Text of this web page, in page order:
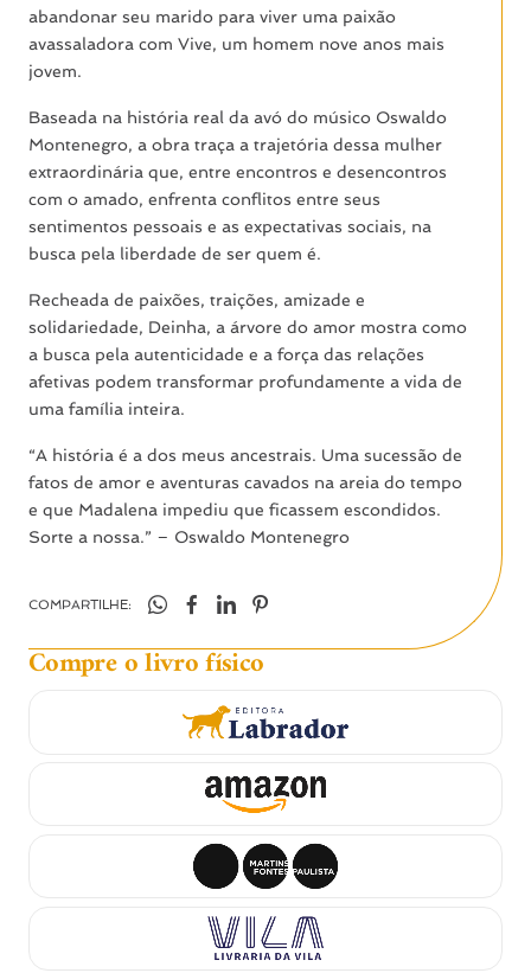
abandonar seu marido para viver uma paixão
avassaladora com Vive, um homem nove anos mais
jovem.
Baseada na história real da avó do músico Oswaldo
Montenegro, a obra traça a trajetória dessa mulher
extraordinária que, entre encontros e desencontros
com o amado, enfrenta conflitos entre seus
sentimentos pessoais e as expectativas sociais, na
busca pela liberdade de ser quem é.
Recheada de paixões, traições, amizade e
solidariedade, Deinha, a árvore do amor mostra como
a busca pela autenticidade e a força das relações
afetivas podem transformar profundamente a vida de
uma família inteira.
“A história é a dos meus ancestrais. Uma sucessão de
fatos de amor e aventuras cavados na areia do tempo
e que Madalena impediu que ficassem escondidos.
Sorte a nossa.” – Oswaldo Montenegro
COMPARTILHE:
Compre o livro físico